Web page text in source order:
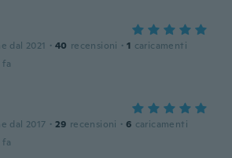
dal 2021 · 40 recensioni · 1 caricamenti
fa
dal 2017 · 29 recensioni · 6 caricamenti
fa